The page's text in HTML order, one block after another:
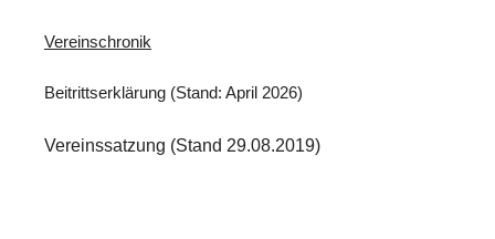
Vereinschronik
Beitrittserklärung (Stand: April 2026)
Vereinssatzung (Stand 29.08.2019)